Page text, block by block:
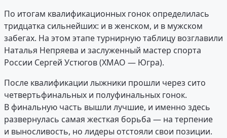
По итогам квалификационных гонок определилась
тридцатка сильнейших: и в женском, и в мужском
забегах. На этом этапе турнирную таблицу возглавили
Наталья Непряева и заслуженный мастер спорта
России Сергей Устюгов (ХМАО — Югра).
После квалификации лыжники прошли через сито
четвертьфинальных и полуфинальных гонок.
В финальную часть вышли лучшие, и именно здесь
развернулась самая жесткая борьба — на терпение
и выносливость, но лидеры отстояли свои позиции.